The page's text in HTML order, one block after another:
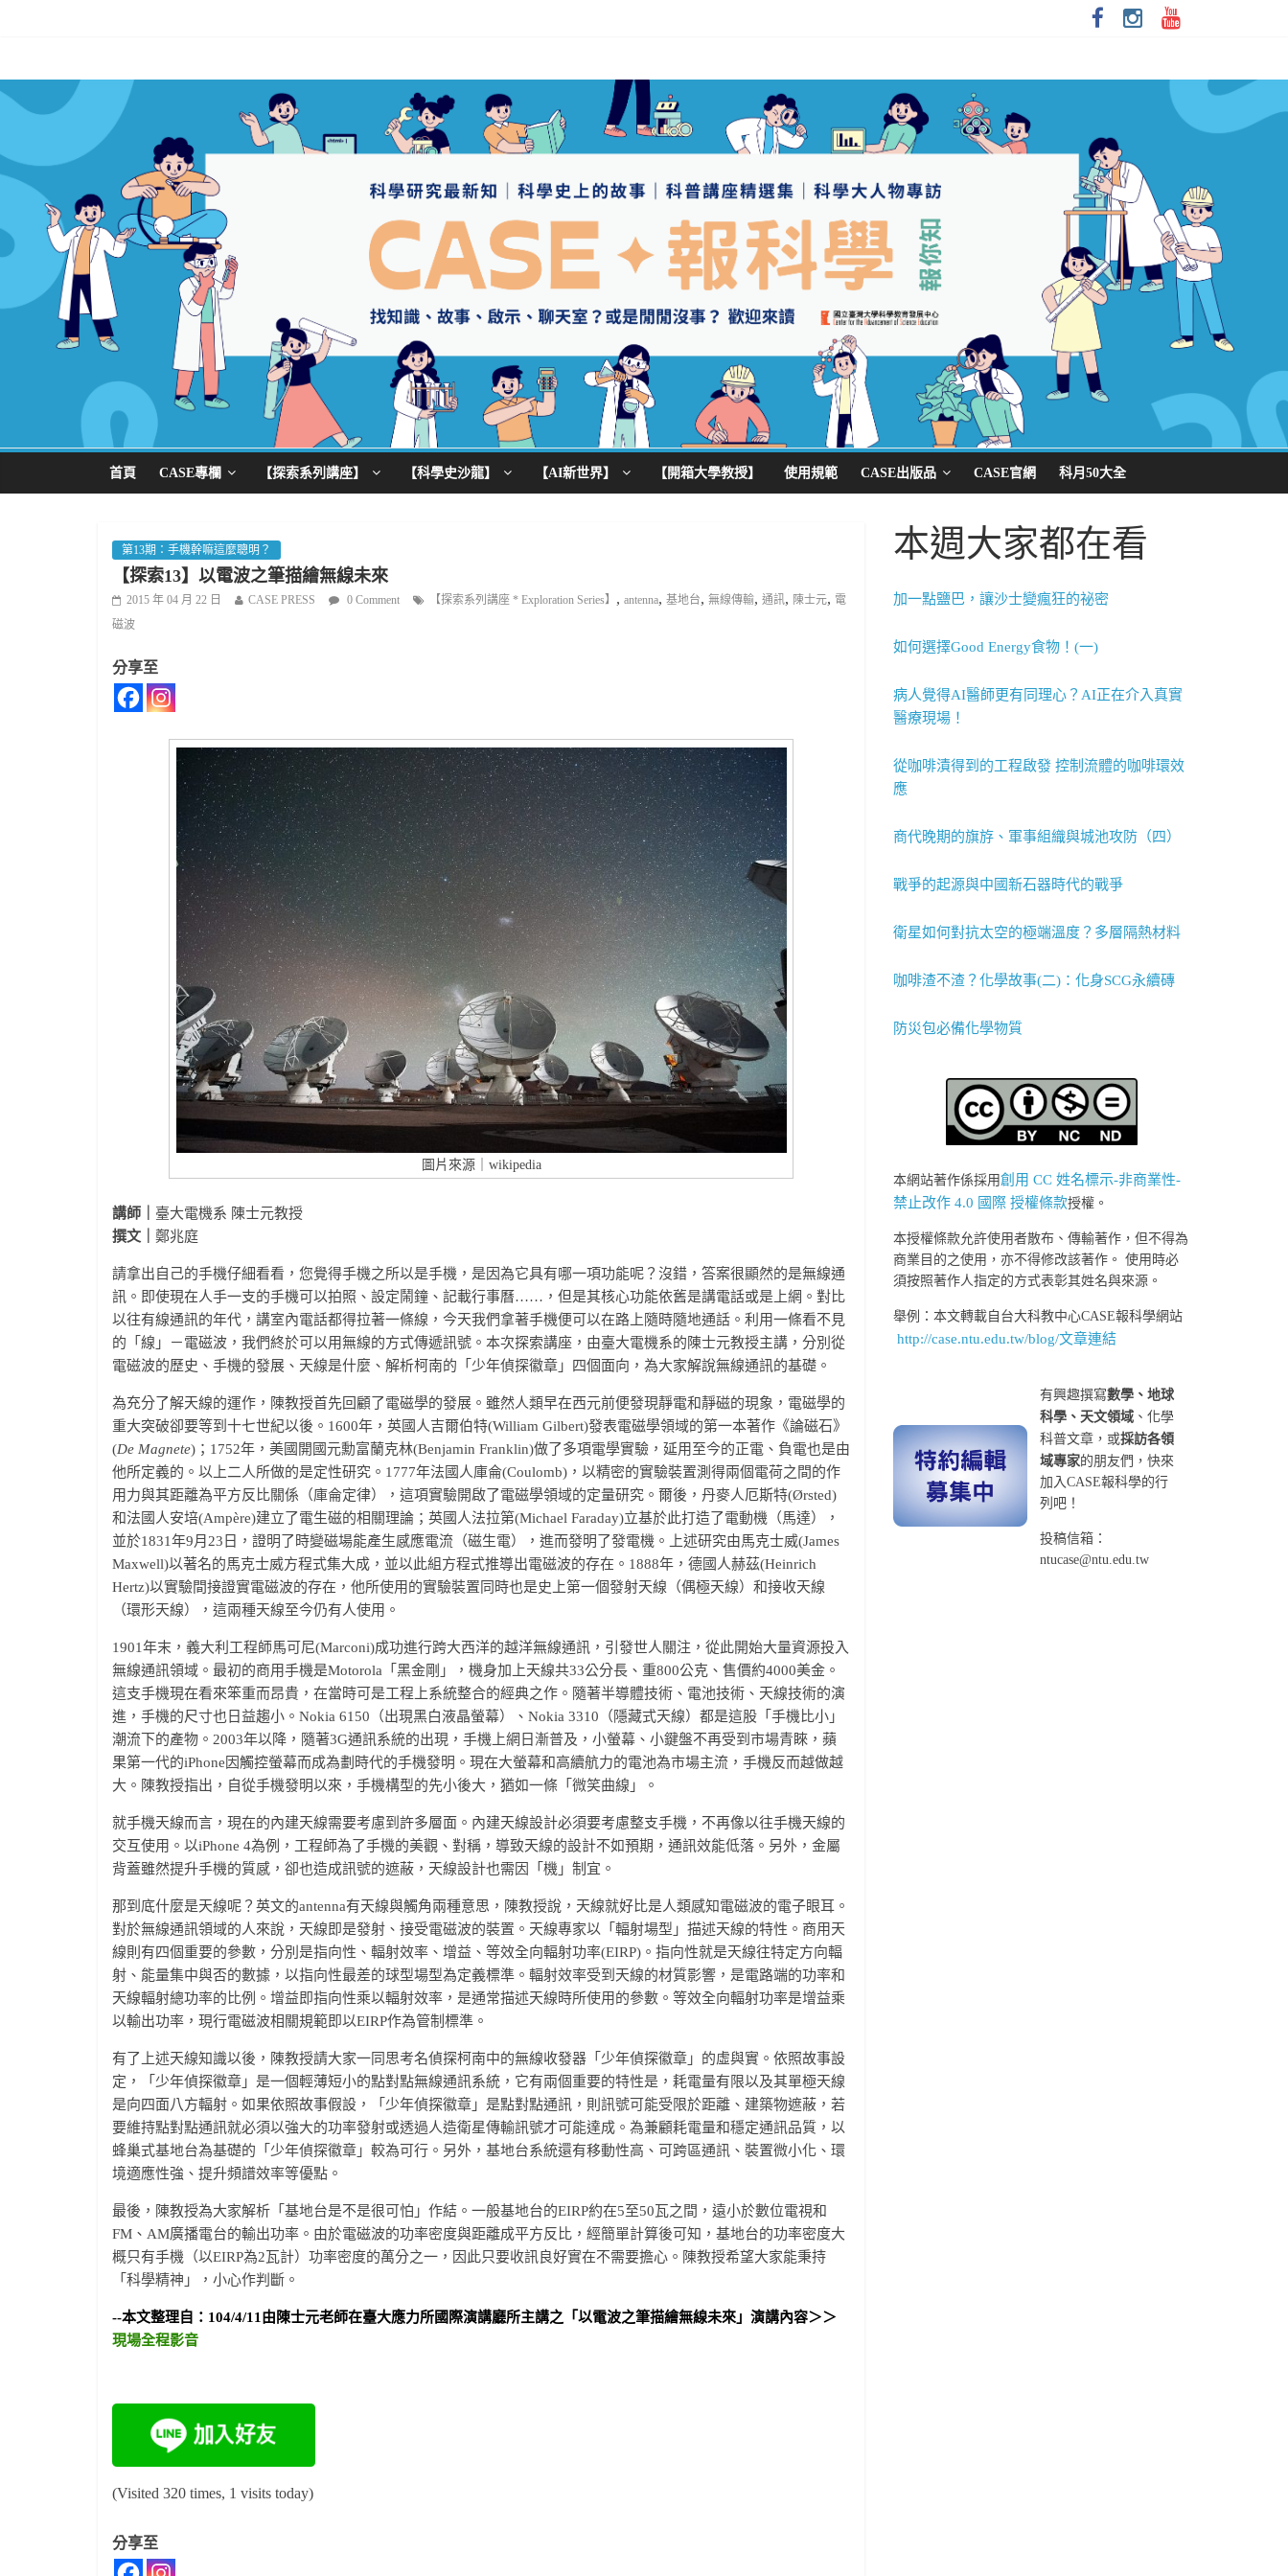
首頁 CASE專欄 【探索系列講座】 【科學史沙龍】 【AI新世界】 【開箱大學教授】 使用規範 CASE出版品 CASE官網 科月50大全
第13期：手機幹嘛這麼聰明？
【探索13】以電波之筆描繪無線未來
2015 年 04 月 22 日 CASE PRESS 0 Comment 【探索系列講座 * Exploration Series】 , antenna, 基地台, 無線傳輸, 通訊, 陳士元, 電
磁波
分享至
圖片來源｜wikipedia
講師｜ 臺大電機系 陳士元教授
撰文｜ 鄭兆庭
請拿出自己的手機仔細看看，您覺得手機之所以是手機，是因為它具有哪一項功能呢？沒錯，答案很顯然的是無線通
訊。即使現在人手一支的手機可以拍照、設定鬧鐘、記載行事曆……，但是其核心功能依舊是講電話或是上網。對比
以往有線通訊的年代，講室內電話都得拉著一條線，今天我們拿著手機便可以在路上隨時隨地通話。利用一條看不見
的「線」－電磁波，我們終於可以用無線的方式傳遞訊號。本次探索講座，由臺大電機系的陳士元教授主講，分別從
電磁波的歷史、手機的發展、天線是什麼、解析柯南的「少年偵探徽章」四個面向，為大家解說無線通訊的基礎。
為充分了解天線的運作，陳教授首先回顧了電磁學的發展。雖然人類早在西元前便發現靜電和靜磁的現象，電磁學的
重大突破卻要等到十七世紀以後。1600年，英國人吉爾伯特(William Gilbert)發表電磁學領域的第一本著作《論磁石》
(De Magnete)；1752年，美國開國元勳富蘭克林(Benjamin Franklin)做了多項電學實驗，延用至今的正電、負電也是由
他所定義的。以上二人所做的是定性研究。1777年法國人庫侖(Coulomb)，以精密的實驗裝置測得兩個電荷之間的作
用力與其距離為平方反比關係（庫侖定律），這項實驗開啟了電磁學領域的定量研究。爾後，丹麥人厄斯特(Ørsted)
和法國人安培(Ampère)建立了電生磁的相關理論；英國人法拉第(Michael Faraday)立基於此打造了電動機（馬達），
並於1831年9月23日，證明了時變磁場能產生感應電流（磁生電），進而發明了發電機。上述研究由馬克士威(James
Maxwell)以著名的馬克士威方程式集大成，並以此組方程式推導出電磁波的存在。1888年，德國人赫茲(Heinrich
Hertz)以實驗間接證實電磁波的存在，他所使用的實驗裝置同時也是史上第一個發射天線（偶極天線）和接收天線
（環形天線），這兩種天線至今仍有人使用。
1901年末，義大利工程師馬可尼(Marconi)成功進行跨大西洋的越洋無線通訊，引發世人關注，從此開始大量資源投入
無線通訊領域。最初的商用手機是Motorola「黑金剛」，機身加上天線共33公分長、重800公克、售價約4000美金。
這支手機現在看來笨重而昂貴，在當時可是工程上系統整合的經典之作。隨著半導體技術、電池技術、天線技術的演
進，手機的尺寸也日益趨小。Nokia 6150（出現黑白液晶螢幕）、Nokia 3310（隱藏式天線）都是這股「手機比小」
潮流下的產物。2003年以降，隨著3G通訊系統的出現，手機上網日漸普及，小螢幕、小鍵盤不再受到市場青睞，蘋
果第一代的iPhone因觸控螢幕而成為劃時代的手機發明。現在大螢幕和高續航力的電池為市場主流，手機反而越做越
大。陳教授指出，自從手機發明以來，手機構型的先小後大，猶如一條「微笑曲線」。
就手機天線而言，現在的內建天線需要考慮到許多層面。內建天線設計必須要考慮整支手機，不再像以往手機天線的
交互使用。以iPhone 4為例，工程師為了手機的美觀、對稱，導致天線的設計不如預期，通訊效能低落。另外，金屬
背蓋雖然提升手機的質感，卻也造成訊號的遮蔽，天線設計也需因「機」制宜。
那到底什麼是天線呢？英文的antenna有天線與觸角兩種意思，陳教授說，天線就好比是人類感知電磁波的電子眼耳。
對於無線通訊領域的人來說，天線即是發射、接受電磁波的裝置。天線專家以「輻射場型」描述天線的特性。商用天
線則有四個重要的參數，分別是指向性、輻射效率、增益、等效全向輻射功率(EIRP)。指向性就是天線往特定方向輻
射、能量集中與否的數據，以指向性最差的球型場型為定義標準。輻射效率受到天線的材質影響，是電路端的功率和
天線輻射總功率的比例。增益即指向性乘以輻射效率，是通常描述天線時所使用的參數。等效全向輻射功率是增益乘
以輸出功率，現行電磁波相關規範即以EIRP作為管制標準。
有了上述天線知識以後，陳教授請大家一同思考名偵探柯南中的無線收發器「少年偵探徽章」的虛與實。依照故事設
定，「少年偵探徽章」是一個輕薄短小的點對點無線通訊系統，它有兩個重要的特性是，耗電量有限以及其單極天線
是向四面八方輻射。如果依照故事假設，「少年偵探徽章」是點對點通訊，則訊號可能受限於距離、建築物遮蔽，若
要維持點對點通訊就必須以強大的功率發射或透過人造衛星傳輸訊號才可能達成。為兼顧耗電量和穩定通訊品質，以
蜂巢式基地台為基礎的「少年偵探徽章」較為可行。另外，基地台系統還有移動性高、可跨區通訊、裝置微小化、環
境適應性強、提升頻譜效率等優點。
最後，陳教授為大家解析「基地台是不是很可怕」作結。一般基地台的EIRP約在5至50瓦之間，遠小於數位電視和
FM、AM廣播電台的輸出功率。由於電磁波的功率密度與距離成平方反比，經簡單計算後可知，基地台的功率密度大
概只有手機（以EIRP為2瓦計）功率密度的萬分之一，因此只要收訊良好實在不需要擔心。陳教授希望大家能秉持
「科學精神」，小心作判斷。
--本文整理自：104/4/11由陳士元老師在臺大應力所國際演講廳所主講之「以電波之筆描繪無線未來」演講內容＞＞
現場全程影音
(Visited 320 times, 1 visits today)
分享至
本週大家都在看
加一點鹽巴，讓沙士變瘋狂的祕密
如何選擇Good Energy食物！(一)
病人覺得AI醫師更有同理心？AI正在介入真實
醫療現場！
從咖啡漬得到的工程啟發 控制流體的咖啡環效
應
商代晚期的旗斿、軍事組織與城池攻防（四）
戰爭的起源與中國新石器時代的戰爭
衛星如何對抗太空的極端溫度？多層隔熱材料
咖啡渣不渣？化學故事(二)：化身SCG永續磚
防災包必備化學物質
本網站著作係採用創用 CC 姓名標示-非商業性-
禁止改作 4.0 國際 授權條款授權。
本授權條款允許使用者散布、傳輸著作，但不得為
商業目的之使用，亦不得修改該著作。 使用時必
須按照著作人指定的方式表彰其姓名與來源。
舉例：本文轉載自台大科教中心CASE報科學網站
http://case.ntu.edu.tw/blog/文章連結
有興趣撰寫數學、地球
科學、天文領域 、化學
科普文章，或採訪各領
域專家的朋友們，快來
加入CASE報科學的行
列吧！
投稿信箱：
ntucase@ntu.edu.tw